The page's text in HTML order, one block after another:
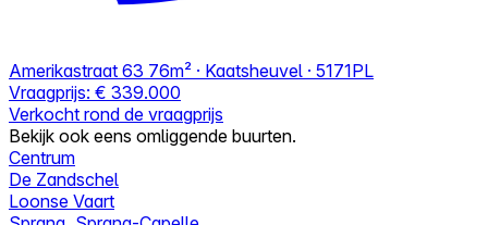
Amerikastraat 63 76m² · Kaatsheuvel · 5171PL
Vraagprijs: € 339.000
Verkocht rond de vraagprijs
Bekijk ook eens omliggende buurten.
Centrum
De Zandschel
Loonse Vaart